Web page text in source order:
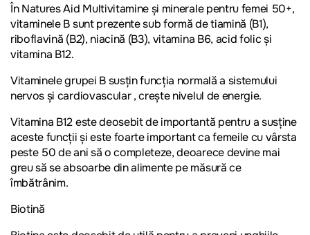
În Natures Aid Multivitamine și minerale pentru femei 50+,
vitaminele B sunt prezente sub formă de tiamină (B1),
riboflavină (B2), niacină (B3), vitamina B6, acid folic și
vitamina B12.
Vitaminele grupei B susțin funcția normală a sistemului
nervos și cardiovascular , crește nivelul de energie.
Vitamina B12 este deosebit de importantă pentru a susține
aceste funcții și este foarte important ca femeile cu vârsta
peste 50 de ani să o completeze, deoarece devine mai
greu să se absoarbe din alimente pe măsură ce
îmbătrânim.
Biotină